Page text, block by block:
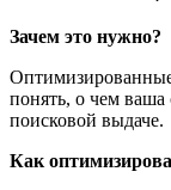
Зачем это нужно?
понять, о чем
поисковой выдаче.
Как